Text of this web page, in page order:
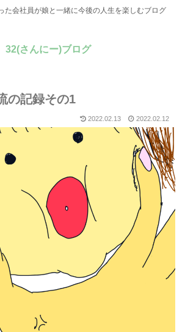
た会社員が娘と一緒に今後の人生を楽しむブログ
32(さんにー)ブログ
の記録その1
2022.02.13 2022.02.12